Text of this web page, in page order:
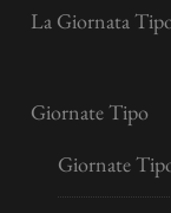
La Giornata
Giornate Tipo
Giornate